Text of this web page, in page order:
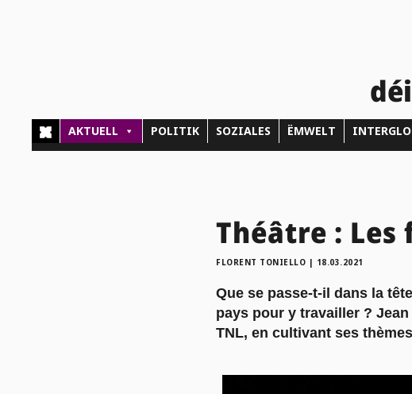
AKTUELL POLITIK SOZIALES ËMWELT
Théâtre : Les
FLORENT TONIELLO | 18.03.2021
Que se passe-t-il dans la
pays pour y travailler ?
TNL, en cultivant ses